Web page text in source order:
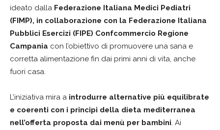
ideato dalla Federazione Italiana Medici Pediatri
(FIMP), in collaborazione con la Federazione Italiana
Pubblici Esercizi (FIPE) Confcommercio Regione
Campania con l’obiettivo di promuovere una sana e
corretta alimentazione fin dai primi anni di vita, anche
fuori casa.
L’iniziativa mira a introdurre alternative più equilibrate
e coerenti con i principi della dieta mediterranea
nell’offerta proposta dai menù per bambini. Ai